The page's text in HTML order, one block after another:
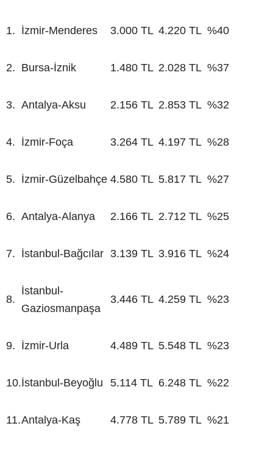
1. İzmir-Menderes 3.000 TL 4.220 TL %40
2. Bursa-İznik 1.480 TL 2.028 TL %37
3. Antalya-Aksu 2.156 TL 2.853 TL %32
4. İzmir-Foça 3.264 TL 4.197 TL %28
5. İzmir-Güzelbahçe 4.580 TL 5.817 TL %27
6. Antalya-Alanya 2.166 TL 2.712 TL %25
7. İstanbul-Bağcılar 3.139 TL 3.916 TL %24
8.
İstanbul-
Gaziosmanpaşa
3.446 TL 4.259 TL %23
9. İzmir-Urla 4.489 TL 5.548 TL %23
10.İstanbul-Beyoğlu 5.114 TL 6.248 TL %22
11.Antalya-Kaş 4.778 TL 5.789 TL %21